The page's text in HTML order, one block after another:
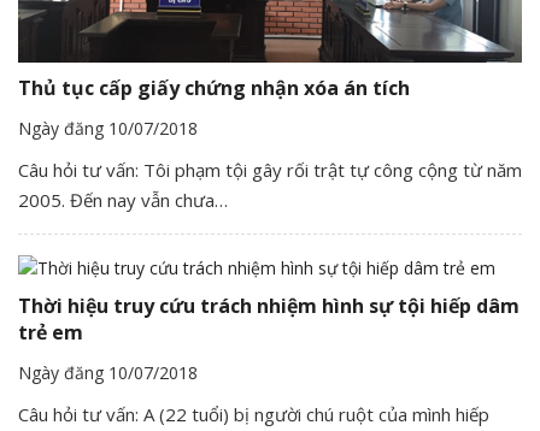
Thủ tục cấp giấy chứng nhận xóa án tích
Ngày đăng 10/07/2018
Câu hỏi tư vấn: Tôi phạm tội gây rối trật tự công cộng từ năm
2005. Đến nay vẫn chưa…
Thời hiệu truy cứu trách nhiệm hình sự tội hiếp dâm
trẻ em
Ngày đăng 10/07/2018
Câu hỏi tư vấn: A (22 tuổi) bị người chú ruột của mình hiếp